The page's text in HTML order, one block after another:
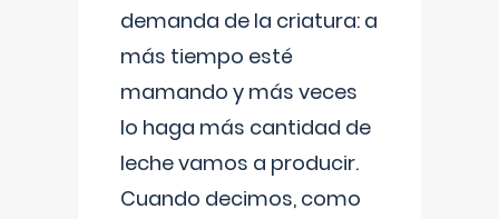
demanda de la criatura: a
más tiempo esté
mamando y más veces
lo haga más cantidad de
leche vamos a producir.
Cuando decimos, como